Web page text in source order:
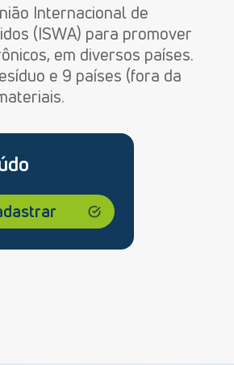
Internacional de
(ISWA) para promover
em diversos países.
e 9 países (fora da